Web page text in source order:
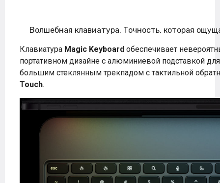
Волшебная клавиатура. Точность, которая
Клавиатура Magic Keyboard обеспечивает
портативном дизайне с алюминиевой подставкой
большим стеклянным трекпадом с тактильной
Touch.